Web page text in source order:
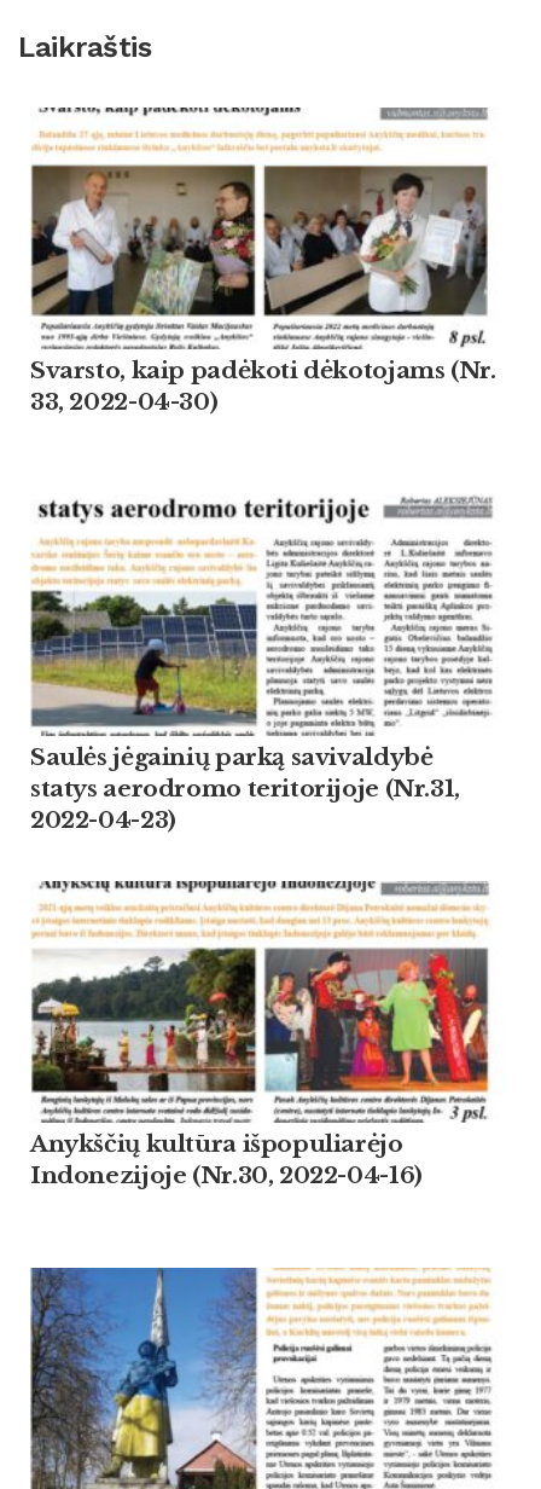
Laikraštis
Svarsto, kaip padėkoti dėkotojams (Nr.
33, 2022-04-30)
Saulės jėgainių parką savivaldybė
statys aerodromo teritorijoje (Nr.31,
2022-04-23)
Anykščių kultūra išpopuliarėjo
Indonezijoje (Nr.30, 2022-04-16)